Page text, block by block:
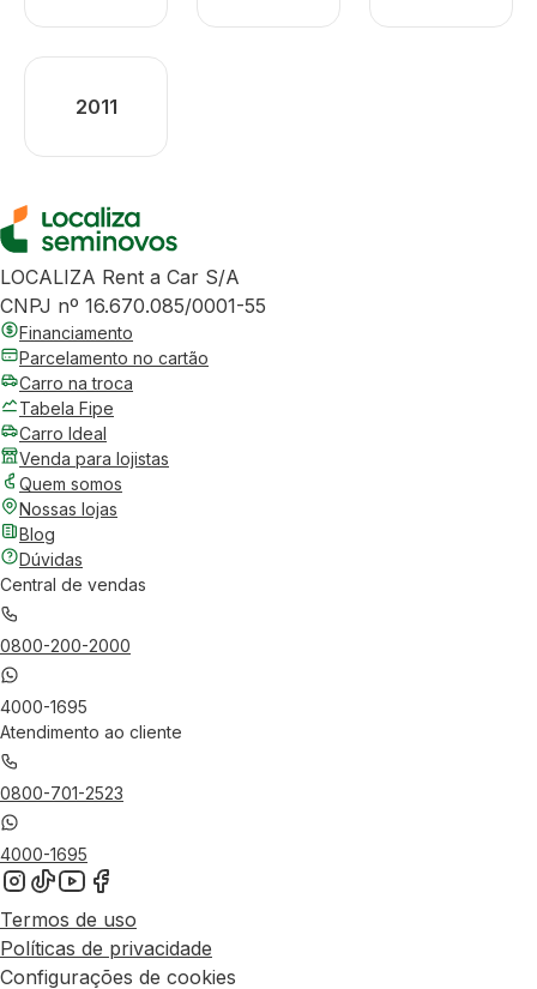
2011
LOCALIZA Rent a Car S/A
CNPJ nº 16.670.085/0001-55
Financiamento
Parcelamento no cartão
Carro na troca
Tabela Fipe
Carro Ideal
Venda para lojistas
Quem somos
Nossas lojas
Blog
Dúvidas
Central de vendas
0800-200-2000
4000-1695
Atendimento ao cliente
0800-701-2523
4000-1695
Termos de uso
Políticas de privacidade
Configurações de cookies